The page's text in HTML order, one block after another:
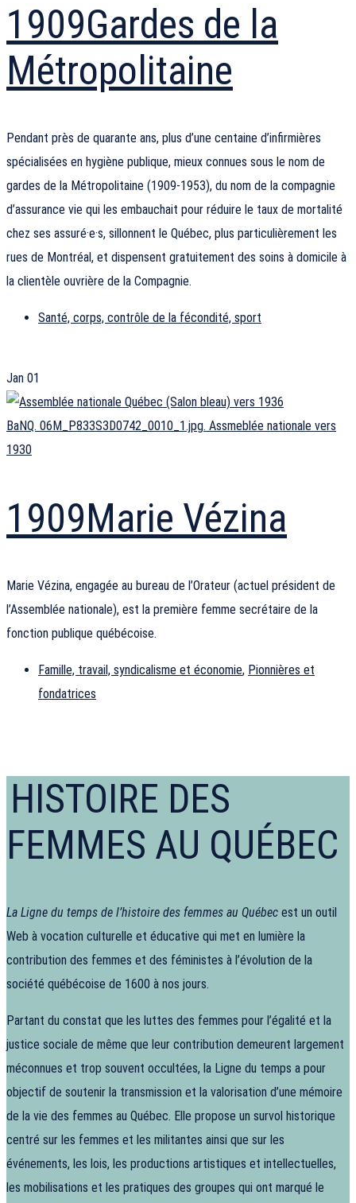
1909Gardes de la
Métropolitaine
Pendant près de quarante ans, plus d’une centaine d’infirmières
spécialisées en hygiène publique, mieux connues sous le nom de
gardes de la Métropolitaine (1909-1953), du nom de la compagnie
d’assurance vie qui les embauchait pour réduire le taux de mortalité
chez ses assuré·e·s, sillonnent le Québec, plus particulièrement les
rues de Montréal, et dispensent gratuitement des soins à domicile à
la clientèle ouvrière de la Compagnie.
Santé, corps, contrôle de la fécondité, sport
Jan 01
BaNQ. 06M_P833S3D0742_0010_1.jpg. Assmeblée nationale vers
1930
1909Marie Vézina
Marie Vézina, engagée au bureau de l’Orateur (actuel président de
l’Assemblée nationale), est la première femme secrétaire de la
fonction publique québécoise.
Famille, travail, syndicalisme et économie, Pionnières et
fondatrices
HISTOIRE DES
FEMMES AU QUÉBEC
La Ligne du temps de l’histoire des femmes au Québec est un outil
Web à vocation culturelle et éducative qui met en lumière la
contribution des femmes et des féministes à l’évolution de la
société québécoise de 1600 à nos jours.
Partant du constat que les luttes des femmes pour l’égalité et la
justice sociale de même que leur contribution demeurent largement
méconnues et trop souvent occultées, la Ligne du temps a pour
objectif de soutenir la transmission et la valorisation d’une mémoire
de la vie des femmes au Québec. Elle propose un survol historique
centré sur les femmes et les militantes ainsi que sur les
événements, les lois, les productions artistiques et intellectuelles,
les mobilisations et les pratiques des groupes qui ont marqué le